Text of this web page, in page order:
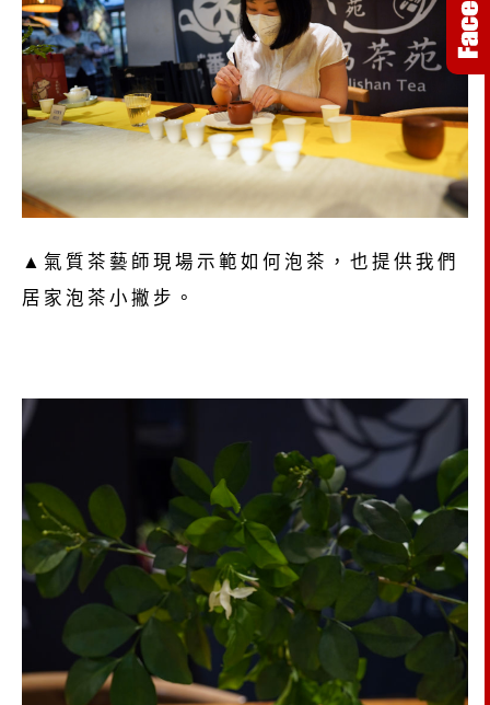
▲氣質茶藝師現場示範如何泡茶，也提供我們
居家泡茶小撇步。